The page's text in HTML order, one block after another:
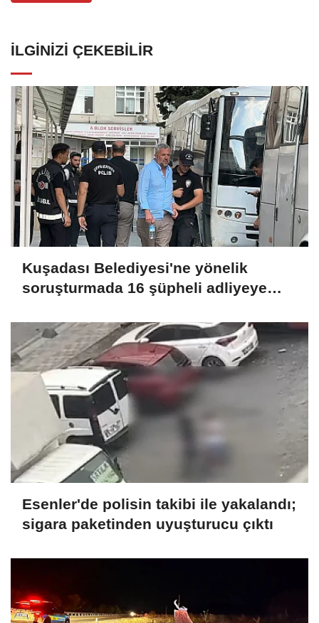
İLGINIZI ÇEKEBILIR
Kuşadası Belediyesi'ne yönelik
soruşturmada 16 şüpheli adliyeye
Esenler'de polisin takibi ile yakalandı;
sigara paketinden uyuşturucu çıktı